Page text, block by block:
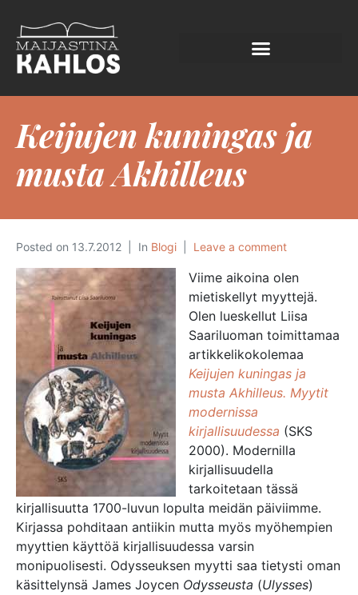
Keijujen kuningas ja
musta Akhilleus
Posted on 13.7.2012 In Blogi Leave a comment
Viime aikoina olen
mietiskellyt myyttejä.
Olen lueskellut Liisa
Saariluoman toimittamaa
artikkelikokolemaa
Keijujen kuningas ja
musta Akhilleus. Myytit
modernissa
kirjallisuudessa (SKS
2000). Modernilla
kirjallisuudella
tarkoitetaan tässä
kirjallisuutta 1700-luvun lopulta meidän päiviimme.
Kirjassa pohditaan antiikin mutta myös myöhempien
myyttien käyttöä kirjallisuudessa varsin
monipuolisesti. Odysseuksen myytti saa tietysti oman
käsittelynsä James Joycen Odysseusta (Ulysses)